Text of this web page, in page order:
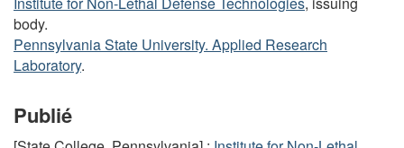
body.
Pennsylvania State University. Applied Research
Laboratory.
Publié